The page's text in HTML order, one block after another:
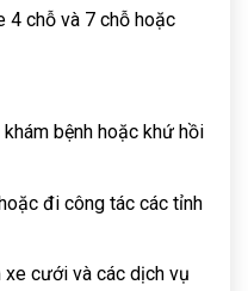
4 chỗ và 7 chỗ hoặc
bệnh hoặc khứ hồi
đi công tác các tỉnh
cưới và các dịch vụ